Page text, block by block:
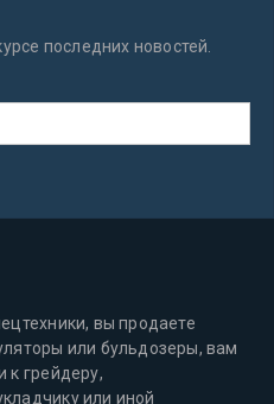
последних новостей.
вы продаете
или бульдозеры, вам
к грейдеру,
или иной